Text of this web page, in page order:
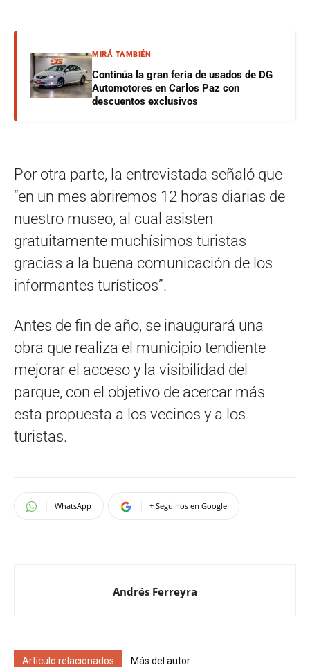
MIRÁ TAMBIÉN
Continúa la gran feria de usados de DG
Automotores en Carlos Paz con
descuentos exclusivos
Por otra parte, la entrevistada señaló que
“en un mes abriremos 12 horas diarias de
nuestro museo, al cual asisten
gratuitamente muchísimos turistas
gracias a la buena comunicación de los
informantes turísticos”.
Antes de fin de año, se inaugurará una
obra que realiza el municipio tendiente
mejorar el acceso y la visibilidad del
parque, con el objetivo de acercar más
esta propuesta a los vecinos y a los
turistas.
WhatsApp + Seguinos en Google
Andrés Ferreyra
Artículo relacionados Más del autor